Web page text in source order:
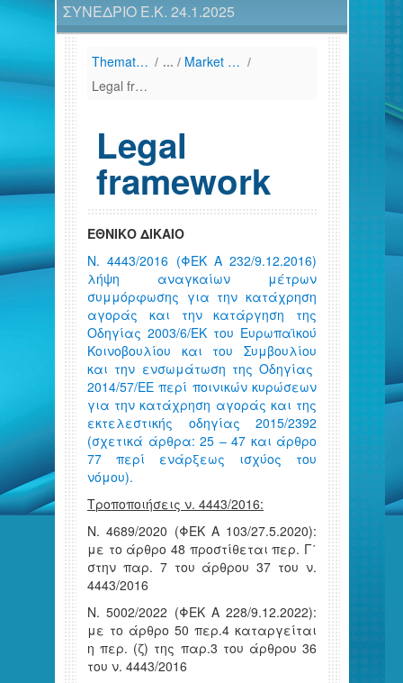
ΣΥΝΕΔΡΙΟ Ε.Κ. 24.1.2025
Thematic Areas / Market Abuse /
Legal framework
Legal
framework
ΕΘΝΙΚΟ ΔΙΚΑΙΟ
Ν. 4443/2016 (ΦΕΚ Α 232/9.12.2016)
λήψη αναγκαίων μέτρων
συμμόρφωσης για την κατάχρηση
αγοράς και την κατάργηση της
Οδηγίας 2003/6/ΕΚ του Ευρωπαϊκού
Κοινοβουλίου και του Συμβουλίου
και την ενσωμάτωση της Οδηγίας
2014/57/ΕΕ περί ποινικών κυρώσεων
για την κατάχρηση αγοράς και της
εκτελεστικής οδηγίας 2015/2392
(σχετικά άρθρα: 25 – 47 και άρθρο
77 περί ενάρξεως ισχύος του
νόμου).
Τροποποιήσεις ν. 4443/2016:
Ν. 4689/2020 (ΦΕΚ Α 103/27.5.2020):
με το άρθρο 48 προστίθεται περ. Γ΄
στην παρ. 7 του άρθρου 37 του ν.
4443/2016
Ν. 5002/2022 (ΦΕΚ Α 228/9.12.2022):
με το άρθρο 50 περ.4 καταργείται
η περ. (ζ) της παρ.3 του άρθρου 36
του ν. 4443/2016